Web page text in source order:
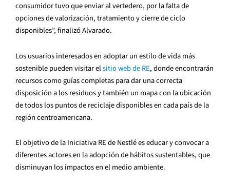
consumidor tuvo que enviar al vertedero, por la falta de
opciones de valorización, tratamiento y cierre de ciclo
disponibles”, finalizó Alvarado.
Los usuarios interesados en adoptar un estilo de vida más
sostenible pueden visitar elsitio web de RE, donde encontrarán
recursos como guías completas para dar una correcta
disposición a los residuos y también un mapa con la ubicación
de todos los puntos de reciclaje disponibles en cada país de la
región centroamericana.
El objetivo de la Iniciativa RE de Nestlé es educar y convocar a
diferentes actores en la adopción de hábitos sustentables, que
disminuyan los impactos en el medio ambiente.